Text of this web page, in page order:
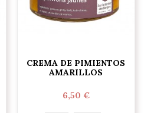
CREMA DE PIMIENTOS
AMARILLOS
6,50 €